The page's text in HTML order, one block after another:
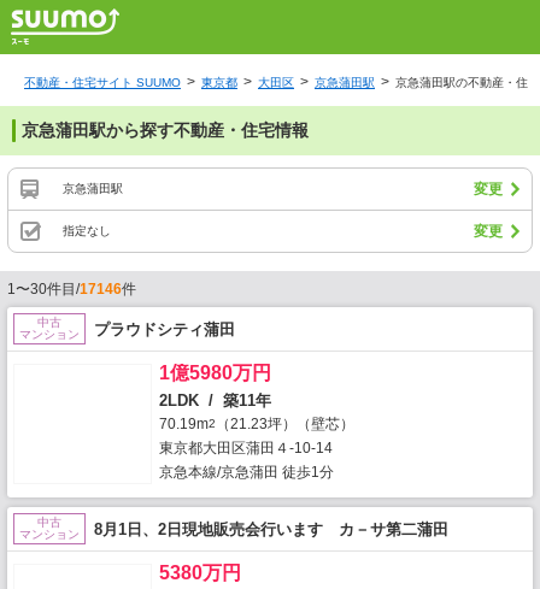
不動産・住宅サイト SUUMO 東京都 大田区 京急蒲田駅 京急蒲田駅の不動産・住
京急蒲田駅から探す不動産・住宅情報
京急蒲田駅 変更
指定なし 変更
1〜30件目/17146件
中古
マンション
プラウドシティ蒲田
1億5980万円
2LDK / 築11年
70.19m2
（21.23坪）（壁芯）
東京都大田区蒲田４-10-14
京急本線/京急蒲田 徒歩1分
中古
マンション
8月1日、2日現地販売会行います カ－サ第二蒲田
5380万円